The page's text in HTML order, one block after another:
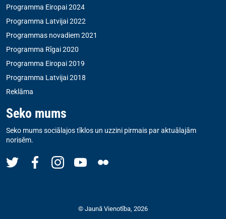
Programma Eiropai 2024
Programma Latvijai 2022
Programmas novadiem 2021
Programma Rīgai 2020
Programma Eiropai 2019
Programma Latvijai 2018
Reklāma
Seko mums
Seko mums sociālajos tīklos un uzzini pirmais par aktuālajām
norisēm.
© Jaunā Vienotība, 2026